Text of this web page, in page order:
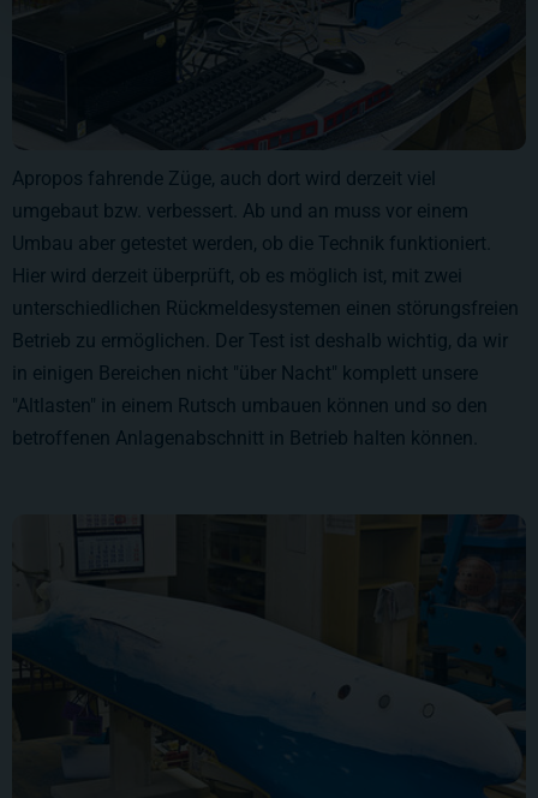
Apropos fahrende Züge, auch dort wird derzeit viel
umgebaut bzw. verbessert. Ab und an muss vor einem
Umbau aber getestet werden, ob die Technik funktioniert.
Hier wird derzeit überprüft, ob es möglich ist, mit zwei
unterschiedlichen Rückmeldesystemen einen störungsfreien
Betrieb zu ermöglichen. Der Test ist deshalb wichtig, da wir
in einigen Bereichen nicht "über Nacht" komplett unsere
"Altlasten" in einem Rutsch umbauen können und so den
betroffenen Anlagenabschnitt in Betrieb halten können.